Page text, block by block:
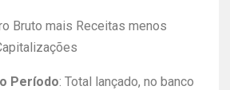
Bruto mais Receitas menos
Período: Total lançado, no banco